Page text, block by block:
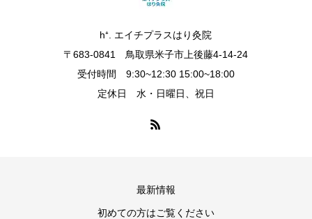
h⁺. エイチプラスはり灸院
〒683-0841 鳥取県米子市上後藤4-14-24
受付時間 9:30~12:30 15:00~18:00
定休日 水・日曜日、祝日
最新情報
初めての方はご覧ください